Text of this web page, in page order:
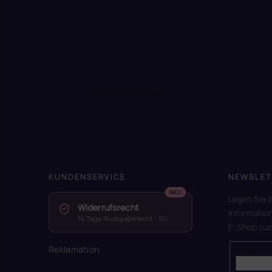
KUNDENSERVICE
Widerrufsrecht
14 Tage Rückgaberecht – EU
Reklamation
Legen Sie
E-Shop